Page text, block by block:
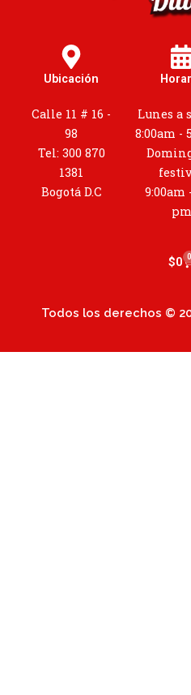
Ubicación
Calle 11 # 16 -
98
Tel: 300 870
1381
Bogotá D.C
Lunes a
8:00am -
9:00am
pm
$0 0
Todos los derechos ©